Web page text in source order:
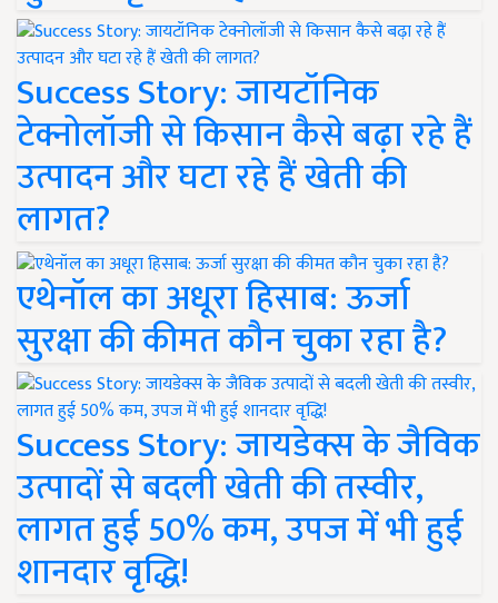
Success Story: जायटॉनिक
टेक्नोलॉजी से किसान कैसे बढ़ा रहे हैं
उत्पादन और घटा रहे हैं खेती की
लागत?
एथेनॉल का अधूरा हिसाब: ऊर्जा
सुरक्षा की कीमत कौन चुका रहा है?
Success Story: जायडेक्स के जैविक
उत्पादों से बदली खेती की तस्वीर,
लागत हुई 50% कम, उपज में भी हुई
शानदार वृद्धि!